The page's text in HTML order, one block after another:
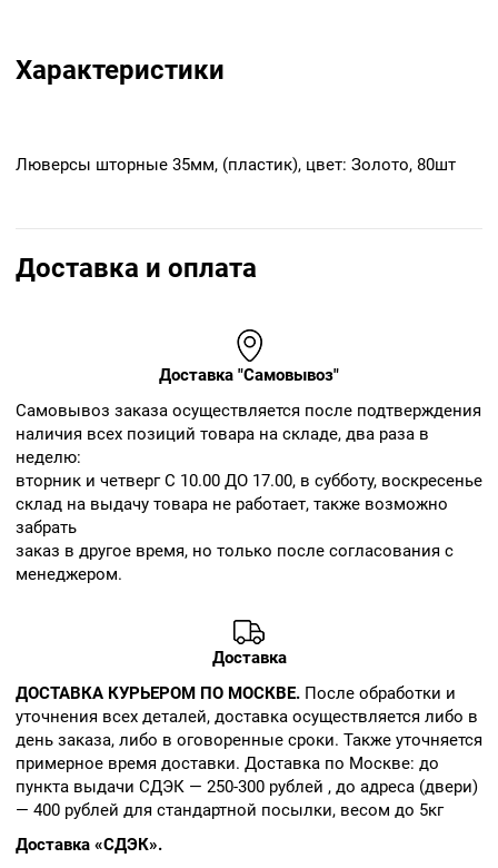
Характеристики
Люверсы шторные 35мм, (пластик), цвет: Золото, 80шт
Доставка и оплата
Доставка "Самовывоз"
Cамовывоз заказа осуществляется после подтверждения
наличия всех позиций товара на складе, два раза в
неделю:
вторник и четверг С 10.00 ДО 17.00, в субботу, воскресенье
склад на выдачу товара не работает, также возможно
забрать
заказ в другое время, но только после согласования с
менеджером.
Доставка
ДОСТАВКА КУРЬЕРОМ ПО МОСКВЕ. После обработки и
уточнения всех деталей, доставка осуществляется либо в
день заказа, либо в оговоренные сроки. Также уточняется
примерное время доставки. Доставка по Москве: до
пункта выдачи СДЭК — 250-300 рублей , до адреса (двери)
— 400 рублей для стандартной посылки, весом до 5кг
Доставка «СДЭК».